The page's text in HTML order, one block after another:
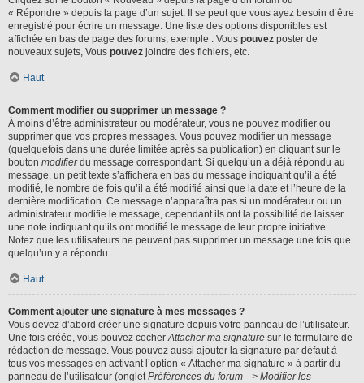
« Répondre » depuis la page d’un sujet. Il se peut que vous ayez besoin d’être
enregistré pour écrire un message. Une liste des options disponibles est
affichée en bas de page des forums, exemple : Vous pouvez poster de
nouveaux sujets, Vous pouvez joindre des fichiers, etc.
Haut
Comment modifier ou supprimer un message ?
À moins d’être administrateur ou modérateur, vous ne pouvez modifier ou
supprimer que vos propres messages. Vous pouvez modifier un message
(quelquefois dans une durée limitée après sa publication) en cliquant sur le
bouton modifierdu message correspondant. Si quelqu’un a déjà répondu au
message, un petit texte s’affichera en bas du message indiquant qu’il a été
modifié, le nombre de fois qu’il a été modifié ainsi que la date et l’heure de la
dernière modification. Ce message n’apparaîtra pas si un modérateur ou un
administrateur modifie le message, cependant ils ont la possibilité de laisser
une note indiquant qu’ils ont modifié le message de leur propre initiative.
Notez que les utilisateurs ne peuvent pas supprimer un message une fois que
quelqu’un y a répondu.
Haut
Comment ajouter une signature à mes messages ?
Vous devez d’abord créer une signature depuis votre panneau de l’utilisateur.
Une fois créée, vous pouvez cocherAttacher ma signature sur le formulaire de
rédaction de message. Vous pouvez aussi ajouter la signature par défaut à
tous vos messages en activant l’option « Attacher ma signature » à partir du
panneau de l’utilisateur (ongletPréférences du forum --> Modifier les